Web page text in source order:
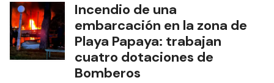
Incendio de una
embarcación en la zona de
Playa Papaya: trabajan
cuatro dotaciones de
Bomberos